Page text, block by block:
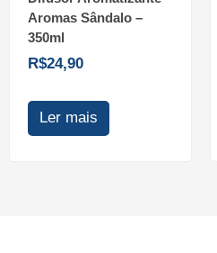
Aromas Sândalo –
350ml
R$24,90
Ler mais